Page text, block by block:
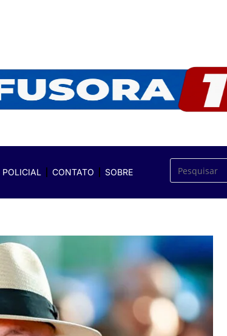
POLICIAL CONTATO SOBRE